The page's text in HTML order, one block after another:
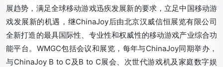
展趋势，满足全球移动游戏迅疾发展新的要求，立足中国移动游
戏发展新的机遇，继ChinaJoy后由北京汉威信恒展览有限公司
全新打造的最具国际性、专业性和权威性的移动游戏产业综合功
能平台。WMGC包括会议和展览，每年与ChinaJoy同期举办，
与ChinaJoy B to C及B to C展会、次世代游戏机及家庭数字娱